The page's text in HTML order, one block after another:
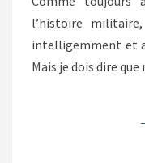
l’histoire
intelligemment et
Mais je dois dire